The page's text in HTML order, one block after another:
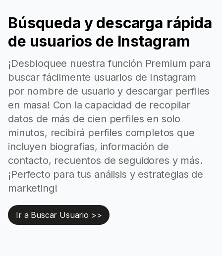
Búsqueda y descarga rápida
de usuarios de Instagram
¡Desbloquee nuestra función Premium para
buscar fácilmente usuarios de Instagram
por nombre de usuario y descargar perfiles
en masa! Con la capacidad de recopilar
datos de más de cien perfiles en solo
minutos, recibirá perfiles completos que
incluyen biografías, información de
contacto, recuentos de seguidores y más.
¡Perfecto para tus análisis y estrategias de
marketing!
Ir a Buscar Usuario >>